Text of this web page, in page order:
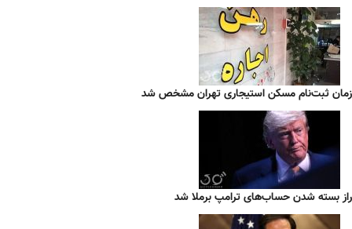
زمان ثبت‌نام مسکن استیجاری تهران مشخص شد
راز بسته شدن حساب‌های ترامپ برملا شد